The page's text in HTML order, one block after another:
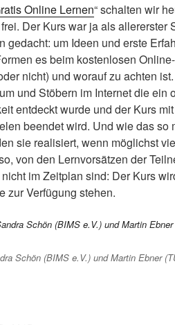
Online Lernen“ schalten wir
Der Kurs war ja als allererster
gedacht: um Ideen und erste
es beim kostenlosen
nicht) und worauf zu achten
und Stöbern im Internet die ein
entdeckt wurde und der Kurs
beendet wird. Und wie das so
sie realisiert, wenn möglichst
von den Lernvorsätzen der
im Zeitplan sind: Der Kurs
zur Verfügung stehen.
Schön (BIMS e.V.) und Martin Ebner